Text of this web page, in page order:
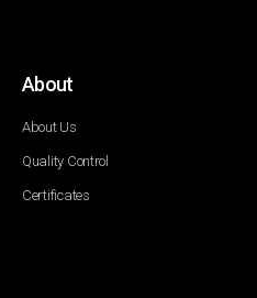
About
About Us
Quality Control
Certificates